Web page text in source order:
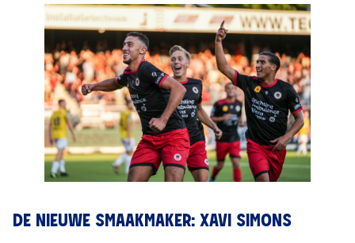
DE NIEUWE SMAAKMAKER: XAVI SIMONS